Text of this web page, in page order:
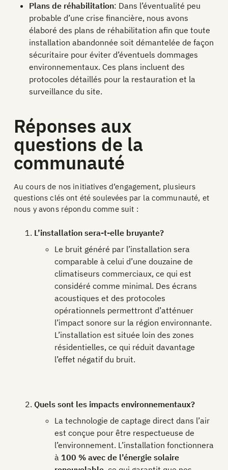
Plans de réhabilitation: Dans l’éventualité peu
probable d’une crise financière, nous avons
élaboré des plans de réhabilitation afin que toute
installation abandonnée soit démantelée de façon
sécuritaire pour éviter d’éventuels dommages
environnementaux. Ces plans incluent des
protocoles détaillés pour la restauration et la
surveillance du site.
Réponses aux
questions de la
communauté
Au cours de nos initiatives d’engagement, plusieurs
questions clés ont été soulevées par la communauté, et
nous y avons répondu comme suit :
L’installation sera-t-elle bruyante?
Le bruit généré par l’installation sera
comparable à celui d’une douzaine de
climatiseurs commerciaux, ce qui est
considéré comme minimal. Des écrans
acoustiques et des protocoles
opérationnels permettront d’atténuer
l’impact sonore sur la région environnante.
L’installation est située loin des zones
résidentielles, ce qui réduit davantage
l’effet négatif du bruit.
Quels sont les impacts environnementaux?
La technologie de captage direct dans l’air
est conçue pour être respectueuse de
l’environnement. L’installation fonctionnera
à 100 % avec de l’énergie solaire